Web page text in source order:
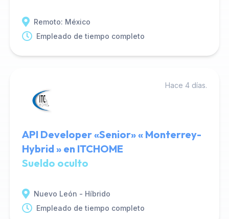
Remoto: México
Empleado de tiempo completo
Hace 4 días.
API Developer «Senior» « Monterrey-
Hybrid » en ITCHOME
Sueldo oculto
Nuevo León - Híbrido
Empleado de tiempo completo